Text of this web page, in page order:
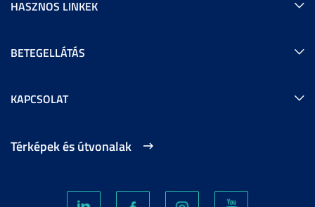
HASZNOS LINKEK
BETEGELLÁTÁS
KAPCSOLAT
Térképek és útvonalak